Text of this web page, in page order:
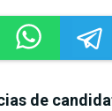
de